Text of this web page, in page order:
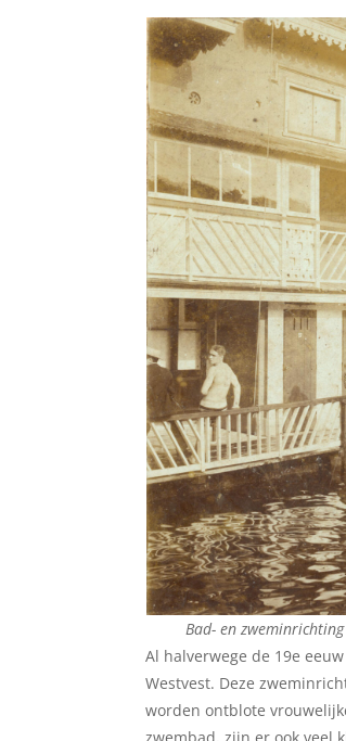
Bad- en
Al halverwege de 19e
Westvest. Deze
worden ontblote